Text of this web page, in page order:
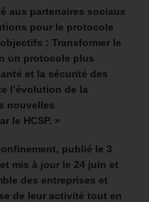
aux partenaires sociaux
pour le protocole
: Transformer le
un protocole plus
et la sécurité des
l’évolution de la
nouvelles
le HCSP. »
publié le 3
mis à jour le 24 juin et
des entreprises et
de leur activité tout en